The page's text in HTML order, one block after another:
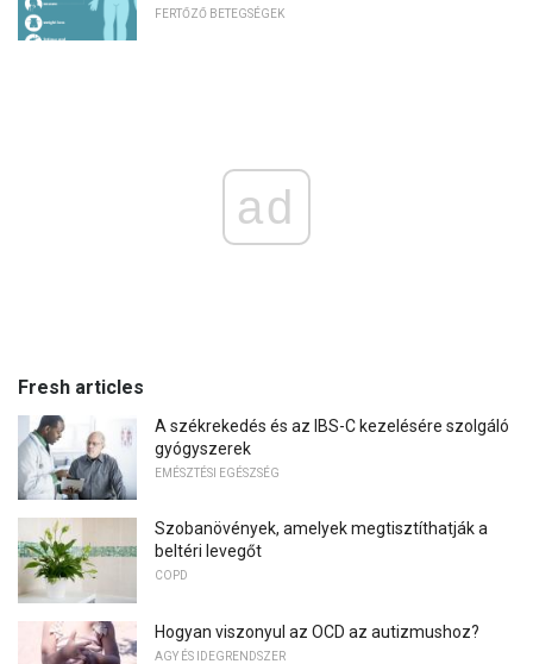
FERTŐZŐ BETEGSÉGEK
ad
Fresh articles
A székrekedés és az IBS-C kezelésére szolgáló
gyógyszerek
EMÉSZTÉSI EGÉSZSÉG
Szobanövények, amelyek megtisztíthatják a
beltéri levegőt
COPD
Hogyan viszonyul az OCD az autizmushoz?
AGY ÉS IDEGRENDSZER